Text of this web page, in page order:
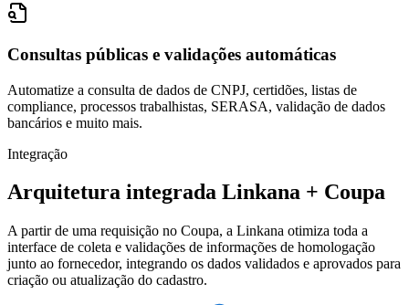
Consultas públicas e validações automáticas
Automatize a consulta de dados de CNPJ, certidões, listas de
compliance, processos trabalhistas, SERASA, validação de dados
bancários e muito mais.
Integração
Arquitetura integrada Linkana + Coupa
A partir de uma requisição no Coupa, a Linkana otimiza toda a
interface de coleta e validações de informações de homologação
junto ao fornecedor, integrando os dados validados e aprovados para
criação ou atualização do cadastro.